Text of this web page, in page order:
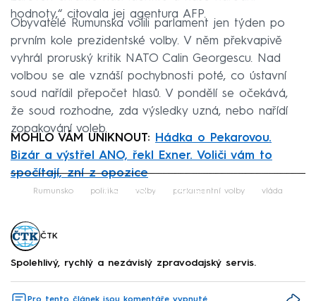
hodnoty,“ citovala jej agentura AFP.
Obyvatelé Rumunska volili parlament jen týden po
prvním kole prezidentské volby. V něm překvapivě
vyhrál proruský kritik NATO Calin Georgescu. Nad
volbou se ale vznáší pochybnosti poté, co ústavní
soud nařídil přepočet hlasů. V pondělí se očekává,
že soud rozhodne, zda výsledky uzná, nebo nařídí
zopakování voleb.
MOHLO VÁM UNIKNOUT:
Hádka o Pekarovou.
Bizár a výstřel ANO, řekl Exner. Voliči vám to
spočítají, zní z opozice
Failed to fetch
Rumunsko politika volby parlamentní volby vláda
ČTK
Spolehlivý, rychlý a nezávislý zpravodajský servis.